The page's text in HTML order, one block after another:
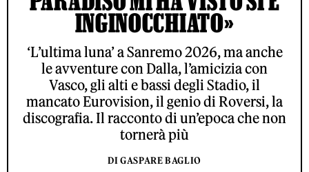
INGINOCCHIATO»
‘L’ultima luna’ a Sanremo 2026, ma anche
le avventure con Dalla, l’amicizia con
Vasco, gli alti e bassi degli Stadio, il
mancato Eurovision, il genio di Roversi, la
discografia. Il racconto di un’epoca che non
tornerà più
DI GASPARE BAGLIO